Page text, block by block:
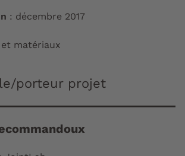
: décembre 2017
matériaux
porteur projet